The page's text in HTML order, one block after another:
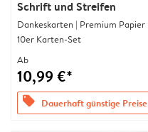
Schrift und Streifen
Dankeskarten | Premium Papier
10er Karten-Set
Ab
10,99 €*
offers Dauerhaft günstige Preise